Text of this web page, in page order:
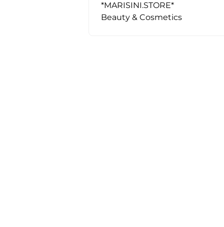
*MARISINI.STORE*
Beauty & Cosmetics